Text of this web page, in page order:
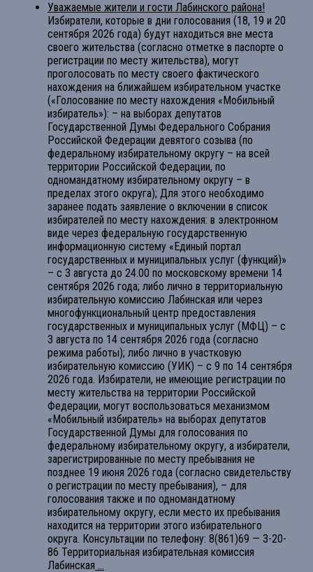
Уважаемые жители и гости Лабинского района!
Избиратели, которые в дни голосования (18, 19 и 20
сентября 2026 года) будут находиться вне места
своего жительства (согласно отметке в паспорте о
регистрации по месту жительства), могут
проголосовать по месту своего фактического
нахождения на ближайшем избирательном участке
(«Голосование по месту нахождения «Мобильный
избиратель»): – на выборах депутатов
Государственной Думы Федерального Собрания
Российской Федерации девятого созыва (по
федеральному избирательному округу – на всей
территории Российской Федерации, по
одномандатному избирательному округу – в
пределах этого округа); Для этого необходимо
заранее подать заявление о включении в список
избирателей по месту нахождения: в электронном
виде через федеральную государственную
информационную систему «Единый портал
государственных и муниципальных услуг (функций)»
– с 3 августа до 24.00 по московскому времени 14
сентября 2026 года; либо лично в территориальную
избирательную комиссию Лабинская или через
многофункциональный центр предоставления
государственных и муниципальных услуг (МФЦ) – с
3 августа по 14 сентября 2026 года (согласно
режима работы); либо лично в участковую
избирательную комиссию (УИК) – с 9 по 14 сентября
2026 года. Избиратели, не имеющие регистрации по
месту жительства на территории Российской
Федерации, могут воспользоваться механизмом
«Мобильный избиратель» на выборах депутатов
Государственной Думы для голосования по
федеральному избирательному округу, а избиратели,
зарегистрированные по месту пребывания не
позднее 19 июня 2026 года (согласно свидетельству
о регистрации по месту пребывания), – для
голосования также и по одномандатному
избирательному округу, если место их пребывания
находится на территории этого избирательного
округа. Консультации по телефону: 8(861)69 — 3-20-
86 Территориальная избирательная комиссия
Лабинская ...